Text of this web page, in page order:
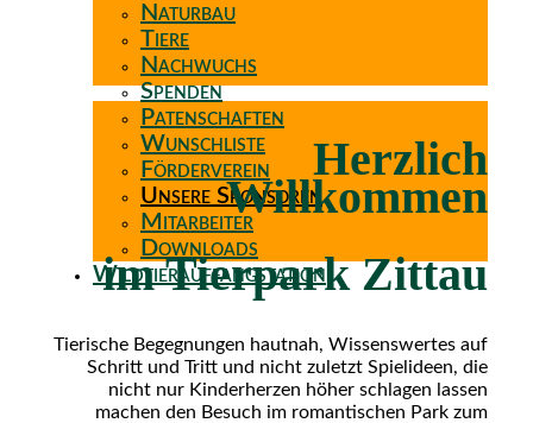
Naturbau
Tiere
Nachwuchs
Spenden
Patenschaften
Wunschliste
Förderverein
Unsere Sponsoren
Mitarbeiter
Downloads
Wildtierauffangstation
Herzlich
Willkommen
im Tierpark Zittau
Tierische Begegnungen hautnah, Wissenswertes auf
Schritt und Tritt und nicht zuletzt Spielideen, die
nicht nur Kinderherzen höher schlagen lassen
machen den Besuch im romantischen Park zum